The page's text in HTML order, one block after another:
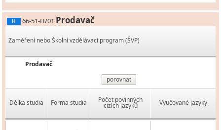
H 66-51-H/01 Prodavač
Zaměření nebo Školní vzdělávací program (ŠVP)
Prodavač
porovnat
Délka studia Forma studia Počet povinných
cizích jazyků Vyučované jazyky